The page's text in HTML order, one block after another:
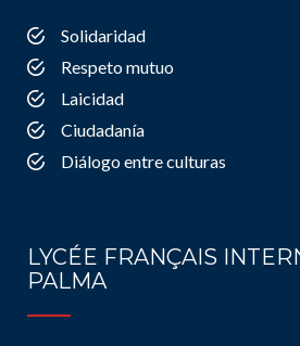
Solidaridad
Respeto mutuo
Laicidad
Ciudadanía
Diálogo entre culturas
LYCÉE FRANÇAIS
PALMA